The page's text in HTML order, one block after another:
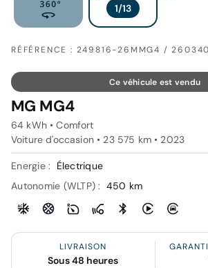
RÉFÉRENCE : 249816-26MMG4 /
Ce véhicule est vendu
MG MG4
64 kWh • Comfort
Voiture d'occasion • 23 575 km • 2023
Energie :
Électrique
Autonomie (WLTP) : 450 km
LIVRAISON
Sous 48 heures